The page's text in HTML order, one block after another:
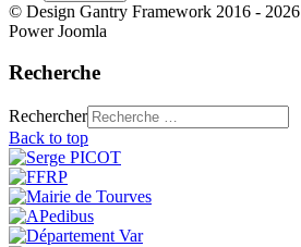
© Design Gantry Framework 2016 - 2026
Power Joomla
Recherche
Rechercher
Back to top